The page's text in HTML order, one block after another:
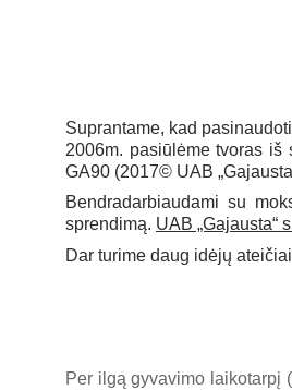
Suprantame, kad
2006m. pasiūlėme tvoras iš
GA90 (2017© UAB
Bendradarbiaudami su
sprendimą. UAB „Gajausta“
Dar turime daug idėjų
Per ilgą gyvavimo laikotarpį